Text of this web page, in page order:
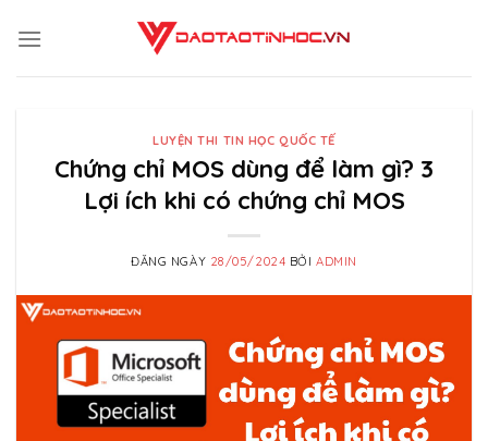
LUYỆN THI TIN HỌC QUỐC TẾ
Chứng chỉ MOS dùng để làm gì? 3
Lợi ích khi có chứng chỉ MOS
ĐĂNG NGÀY 28/05/2024 BỞIADMIN